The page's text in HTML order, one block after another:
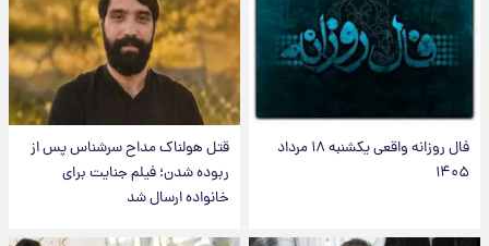
فال روزانه واقعی یکشنبه ۱۸ مرداد
۱۴۰۵
قتل هولناک مداح سرشناس پس از
ربوده شدن؛ فیلم جنایت برای
خانواده ارسال شد